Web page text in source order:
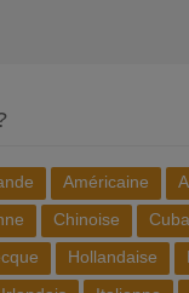
Américaine
Chinoise
Hollandaise